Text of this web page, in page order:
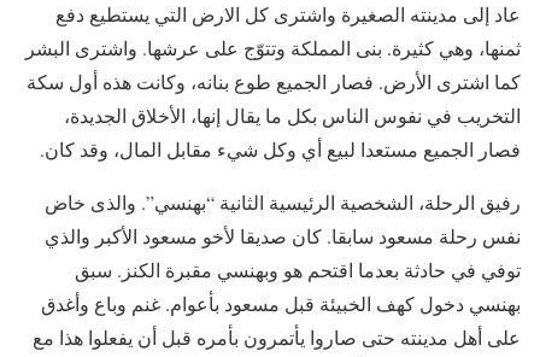
عاد إلى مدينته الصغيرة واشترى كل الارض التي يستطيع دفع
ثمنها، وهي كثيرة. بنى المملكة وتتوّج على عرشها. واشترى البشر
كما اشترى الأرض. فصار الجميع طوع بنانه، وكانت هذه أول سكة
التخريب في نفوس الناس بكل ما يقال إنها، الأخلاق الجديدة،
فصار الجميع مستعدا لبيع أي وكل شيء مقابل المال، وقد كان.
رفيق الرحلة، الشخصية الرئيسية الثانية “بهنسي”. والذى خاض
نفس رحلة مسعود سابقا. كان صديقا لأخو مسعود الأكبر والذي
توفي في حادثة بعدما اقتحم هو وبهنسي مقبرة الكنز. سبق
بهنسي دخول كهف الخبيئة قبل مسعود بأعوام. غنم وباع وأغدق
على أهل مدينته حتى صاروا يأتمرون بأمره قبل أن يفعلوا هذا مع